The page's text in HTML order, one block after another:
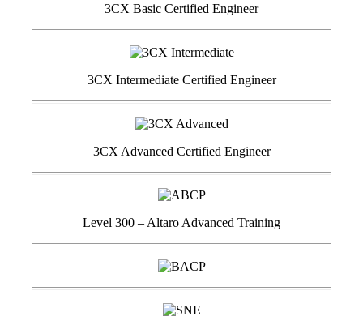
3CX Basic Certified Engineer
3CX Intermediate Certified Engineer
3CX Advanced Certified Engineer
Level 300 – Altaro Advanced Training